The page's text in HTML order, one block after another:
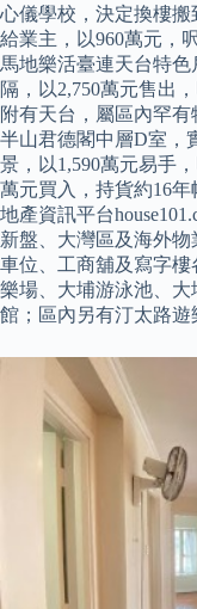
心儀學校，決定換樓
給業主，以960萬元，
馬地樂活臺連天台特色
隔，以2,750萬元售出
附有天台，屬區內罕
半山君德閣中層D室，
景，以1,590萬元易手
萬元買入，持貨約16年
地產資訊平台
新盤、大灣區及海外物
車位、工商舖及寫字
樂場、大埔游泳池、
館；區內另有汀太路遊